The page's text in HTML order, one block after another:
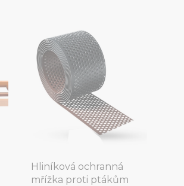
Hliníková ochranná
mřížka proti ptákům